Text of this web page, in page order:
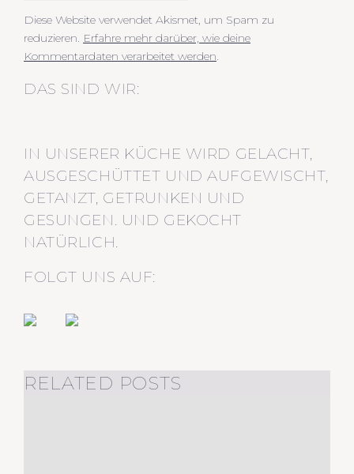
Diese Website verwendet Akismet, um Spam zu
reduzieren. Erfahre mehr darüber, wie deine
Kommentardaten verarbeitet werden.
DAS SIND WIR:
IN UNSERER KÜCHE WIRD GELACHT,
AUSGESCHÜTTET UND AUFGEWISCHT,
GETANZT, GETRUNKEN UND
GESUNGEN. UND GEKOCHT
NATÜRLICH.
FOLGT UNS AUF:
RELATED POSTS